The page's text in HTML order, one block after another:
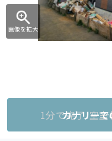
画像を拡大
1分で完了!空
カナリー